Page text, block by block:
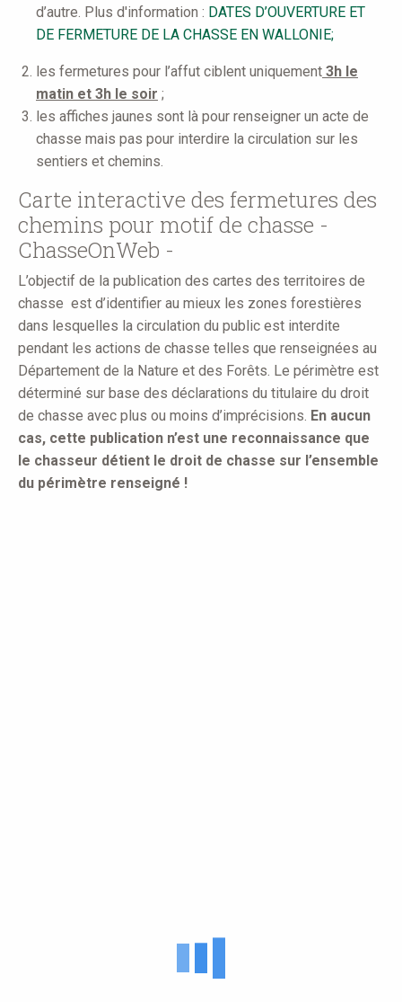
d’autre. Plus d'information : DATES D’OUVERTURE ET
DE FERMETURE DE LA CHASSE EN WALLONIE;
les fermetures pour l’affut ciblent uniquement 3h le
matin et 3h le soir ;
les affiches jaunes sont là pour renseigner un acte de
chasse mais pas pour interdire la circulation sur les
sentiers et chemins.
Carte interactive des fermetures des
chemins pour motif de chasse -
ChasseOnWeb -
L’objectif de la publication des cartes des territoires de
chasse est d’identifier au mieux les zones forestières
dans lesquelles la circulation du public est interdite
pendant les actions de chasse telles que renseignées au
Département de la Nature et des Forêts. Le périmètre est
déterminé sur base des déclarations du titulaire du droit
de chasse avec plus ou moins d’imprécisions. En aucun
cas, cette publication n’est une reconnaissance que
le chasseur détient le droit de chasse sur l’ensemble
du périmètre renseigné !